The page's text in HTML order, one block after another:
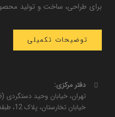
برای طراحی، ساخت و تولید
توضیحات تکمیلی
دفتر مرکزی:
تهران، خیابان وحید دستگردی
خیابان تخارستان، پلاک 12، طبقه دوم واحد 4